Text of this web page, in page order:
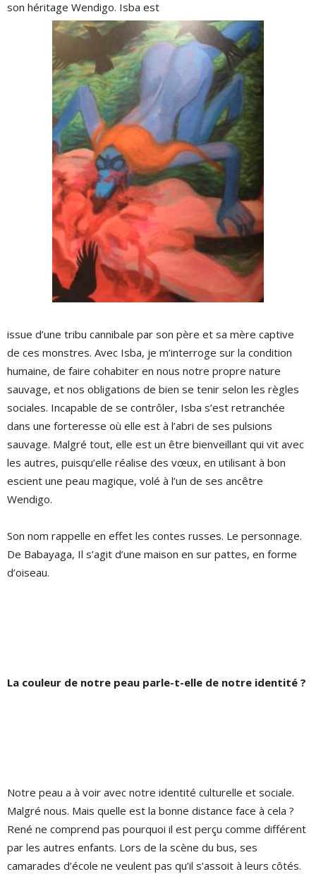
son héritage Wendigo. Isba est
issue d’une tribu cannibale par son père et sa mère captive
de ces monstres. Avec Isba, je m’interroge sur la condition
humaine, de faire cohabiter en nous notre propre nature
sauvage, et nos obligations de bien se tenir selon les règles
sociales. Incapable de se contrôler, Isba s’est retranchée
dans une forteresse où elle est à l’abri de ses pulsions
sauvage. Malgré tout, elle est un être bienveillant qui vit avec
les autres, puisqu’elle réalise des vœux, en utilisant à bon
escient une peau magique, volé à l’un de ses ancêtre
Wendigo.
Son nom rappelle en effet les contes russes. Le personnage.
De Babayaga, Il s’agit d’une maison en sur pattes, en forme
d’oiseau.
La couleur de notre peau parle-t-elle de notre identité ?
Notre peau a à voir avec notre identité culturelle et sociale.
Malgré nous. Mais quelle est la bonne distance face à cela ?
René ne comprend pas pourquoi il est perçu comme différent
par les autres enfants. Lors de la scène du bus, ses
camarades d’école ne veulent pas qu’il s’assoit à leurs côtés.